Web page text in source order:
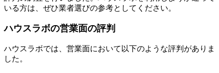
いる方は、ぜひ業者選びの参考としてください。
ハウスラボの営業面の評判
ハウスラボでは、営業面において以下のような評判がありま
した。